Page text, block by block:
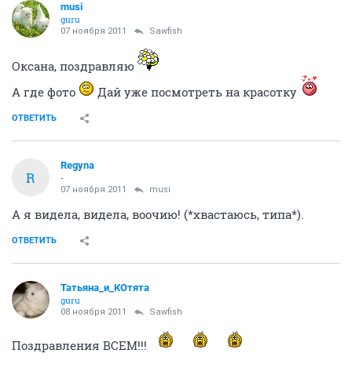
musi
guru
07 ноября 2011 Sawfish
Оксана, поздравляю
А где фото
Дай уже посмотреть на красотку
ОТВЕТИТЬ
R
Regyna
-
07 ноября 2011 musi
А я видела, видела, воочию! (*хвастаюсь, типа*).
ОТВЕТИТЬ
Татьяна_и_КОтята
guru
08 ноября 2011 Sawfish
Поздравления ВСЕМ!!!